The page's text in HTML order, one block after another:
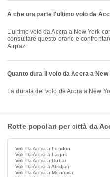
A che ora parte l'ultimo volo da
L’ultimo volo da Accra a New York con Delta Air Lines parte alle 09:30. Puoi
consultare questo orario e
Airpaz.
Quanto dura il volo da Accra a New
La durata del volo da Accra a New
Rotte popolari per città da
Voli Da Accra a London
Voli Da Accra a Lagos
Voli Da Accra a Dubai
Voli Da Accra a Abidjan
Voli Da Accra a Monrovia